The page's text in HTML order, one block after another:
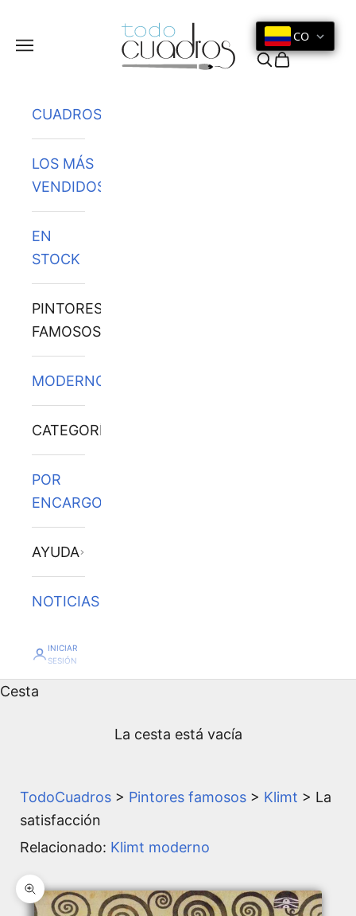
Menú
CO
Buscar
Cesta
CUADROS
LOS MÁS
VENDIDOS
EN
STOCK
PINTORES
FAMOSOS
MODERNOS
CATEGORÍAS
POR
ENCARGO
AYUDA
NOTICIAS
INICIAR
SESIÓN
Cesta
La cesta está vacía
TodoCuadros > Pintores famosos > Klimt > La
satisfacción
Relacionado: Klimt moderno
Zoom